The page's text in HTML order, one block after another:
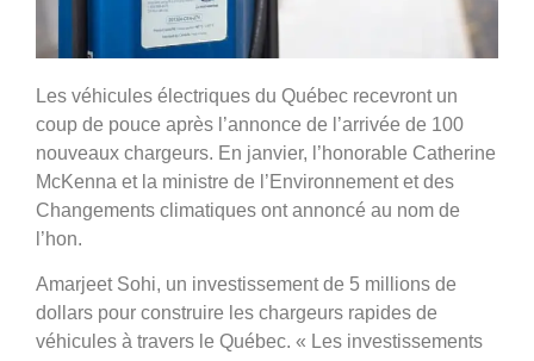
Les véhicules électriques du Québec recevront un
coup de pouce après l’annonce de l’arrivée de 100
nouveaux chargeurs. En janvier, l’honorable Catherine
McKenna et la ministre de l’Environnement et des
Changements climatiques ont annoncé au nom de
l’hon.
Amarjeet Sohi, un investissement de 5 millions de
dollars pour construire les chargeurs rapides de
véhicules à travers le Québec. « Les investissements